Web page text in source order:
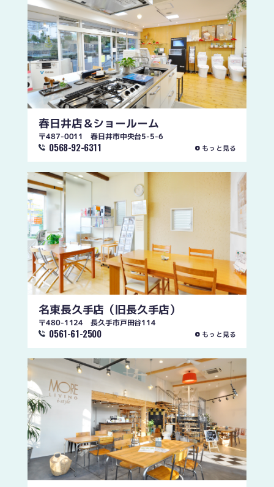
春日井店＆ショールーム
〒487-0011 春日井市中央台5-5-6
0568-92-6311 もっと見る
名東長久手店 （旧長久手店）
〒480-1124 長久手市戸田谷114
0561-61-2500 もっと見る